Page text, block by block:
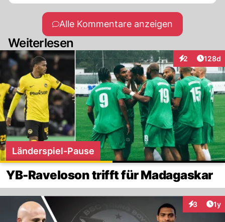
Alle Kommentare anzeigen
Weiterlesen
2
Interaktionen
128d
Länderspiel-Pause
YB-Raveloson trifft für Madagaskar
3 1y